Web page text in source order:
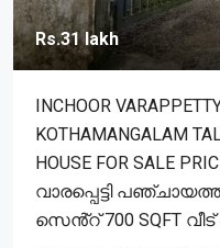
Rs.31 lakh
INCHOOR
KOTHAMANGALAM
HOUSE FOR SALE
വാരപ്പെട്ടി
സെൻ്റ് 700 SQFT